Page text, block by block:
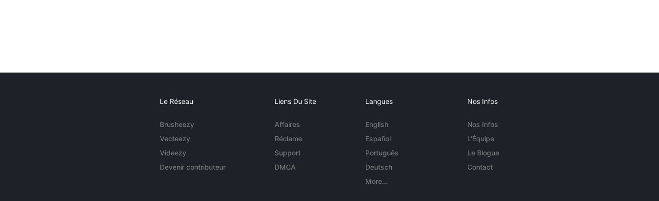
Le Réseau
Brusheezy
Vecteezy
Videezy
Devenir contributeur
Liens Du Site
Affaires
Réclame
Support
DMCA
Langues
English
Español
Português
Deutsch
More...
Nos Infos
Nos Infos
L'Équipe
Le Blogue
Contact